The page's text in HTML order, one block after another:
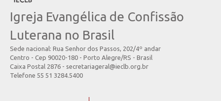
Igreja Evangélica de Confissão
Luterana no Brasil
Sede nacional: Rua Senhor dos Passos, 202/4º andar
Centro - Cep 90020-180 - Porto Alegre/RS - Brasil
Caixa Postal 2876 - secretariageral@ieclb.org.br
Telefone 55 51 3284.5400